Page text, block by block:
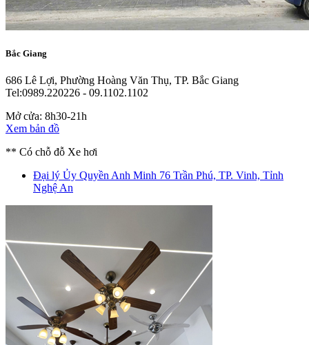
Bắc Giang
686 Lê Lợi, Phường Hoàng Văn Thụ, TP. Bắc Giang
Tel:0989.220226 - 09.1102.1102
Mở cửa: 8h30-21h
Xem bản đồ
** Có chỗ đỗ Xe hơi
Đại lý Ủy Quyền Anh Minh 76 Trần Phú, TP. Vinh, Tỉnh
Nghệ An